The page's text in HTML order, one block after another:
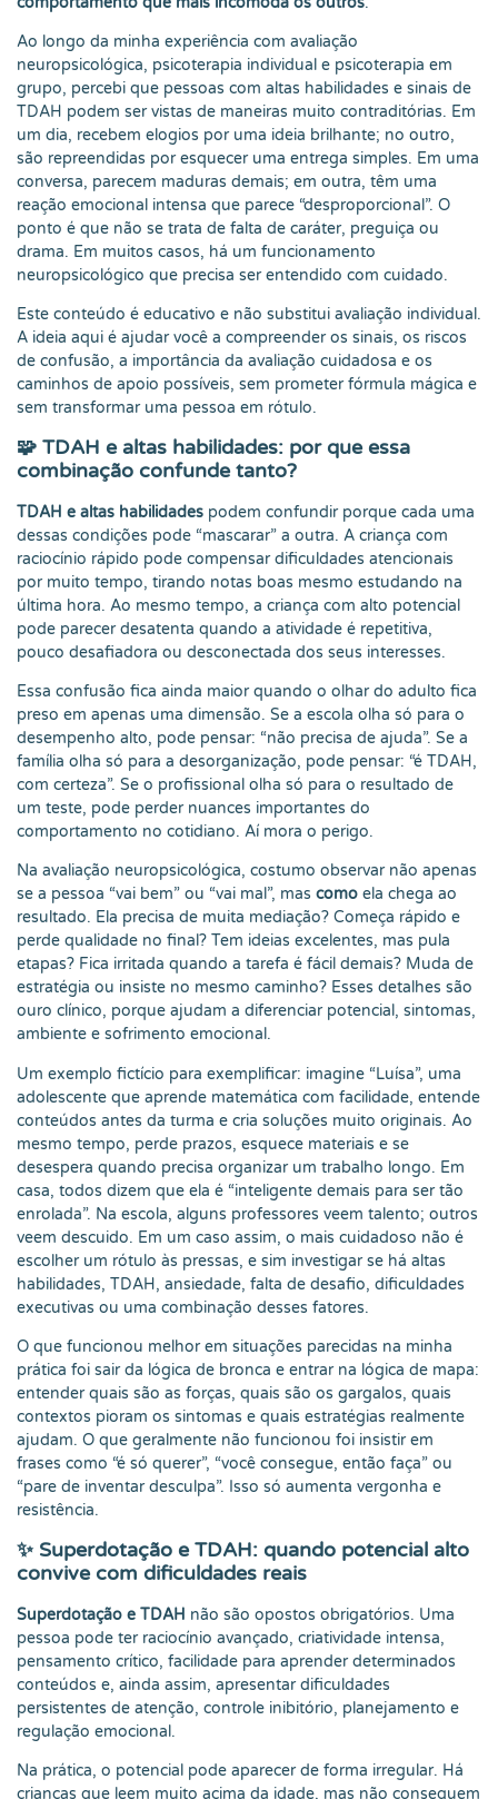
Ao longo da minha experiência com avaliação
neuropsicológica, psicoterapia individual e psicoterapia em
grupo, percebi que pessoas com altas habilidades e sinais de
TDAH podem ser vistas de maneiras muito contraditórias. Em
um dia, recebem elogios por uma ideia brilhante; no outro,
são repreendidas por esquecer uma entrega simples. Em uma
conversa, parecem maduras demais; em outra, têm uma
reação emocional intensa que parece “desproporcional”. O
ponto é que não se trata de falta de caráter, preguiça ou
drama. Em muitos casos, há um funcionamento
neuropsicológico que precisa ser entendido com cuidado.
Este conteúdo é educativo e não substitui avaliação individual.
A ideia aqui é ajudar você a compreender os sinais, os riscos
de confusão, a importância da avaliação cuidadosa e os
caminhos de apoio possíveis, sem prometer fórmula mágica e
sem transformar uma pessoa em rótulo.
🧩 TDAH e altas habilidades: por que essa
combinação confunde tanto?
TDAH e altas habilidades podem confundir porque cada uma
dessas condições pode “mascarar” a outra. A criança com
raciocínio rápido pode compensar dificuldades atencionais
por muito tempo, tirando notas boas mesmo estudando na
última hora. Ao mesmo tempo, a criança com alto potencial
pode parecer desatenta quando a atividade é repetitiva,
pouco desafiadora ou desconectada dos seus interesses.
Essa confusão fica ainda maior quando o olhar do adulto fica
preso em apenas uma dimensão. Se a escola olha só para o
desempenho alto, pode pensar: “não precisa de ajuda”. Se a
família olha só para a desorganização, pode pensar: “é TDAH,
com certeza”. Se o profissional olha só para o resultado de
um teste, pode perder nuances importantes do
comportamento no cotidiano. Aí mora o perigo.
Na avaliação neuropsicológica, costumo observar não apenas
se a pessoa “vai bem” ou “vai mal”, mas como ela chega ao
resultado. Ela precisa de muita mediação? Começa rápido e
perde qualidade no final? Tem ideias excelentes, mas pula
etapas? Fica irritada quando a tarefa é fácil demais? Muda de
estratégia ou insiste no mesmo caminho? Esses detalhes são
ouro clínico, porque ajudam a diferenciar potencial, sintomas,
ambiente e sofrimento emocional.
Um exemplo fictício para exemplificar: imagine “Luísa”, uma
adolescente que aprende matemática com facilidade, entende
conteúdos antes da turma e cria soluções muito originais. Ao
mesmo tempo, perde prazos, esquece materiais e se
desespera quando precisa organizar um trabalho longo. Em
casa, todos dizem que ela é “inteligente demais para ser tão
enrolada”. Na escola, alguns professores veem talento; outros
veem descuido. Em um caso assim, o mais cuidadoso não é
escolher um rótulo às pressas, e sim investigar se há altas
habilidades, TDAH, ansiedade, falta de desafio, dificuldades
executivas ou uma combinação desses fatores.
O que funcionou melhor em situações parecidas na minha
prática foi sair da lógica de bronca e entrar na lógica de mapa:
entender quais são as forças, quais são os gargalos, quais
contextos pioram os sintomas e quais estratégias realmente
ajudam. O que geralmente não funcionou foi insistir em
frases como “é só querer”, “você consegue, então faça” ou
“pare de inventar desculpa”. Isso só aumenta vergonha e
resistência.
✨ Superdotação e TDAH: quando potencial alto
convive com dificuldades reais
Superdotação e TDAH não são opostos obrigatórios. Uma
pessoa pode ter raciocínio avançado, criatividade intensa,
pensamento crítico, facilidade para aprender determinados
conteúdos e, ainda assim, apresentar dificuldades
persistentes de atenção, controle inibitório, planejamento e
regulação emocional.
Na prática, o potencial pode aparecer de forma irregular. Há
crianças que leem muito acima da idade, mas não conseguem